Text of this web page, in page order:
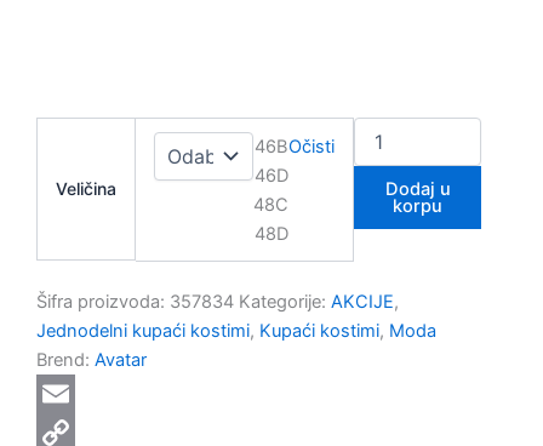
Veličina
46B
46D
48C
48D
Očisti
Dodaj u
korpu
Šifra proizvoda: 357834 Kategorije: AKCIJE,
Jednodelni kupaći kostimi, Kupaći kostimi, Moda
Brend: Avatar
Email